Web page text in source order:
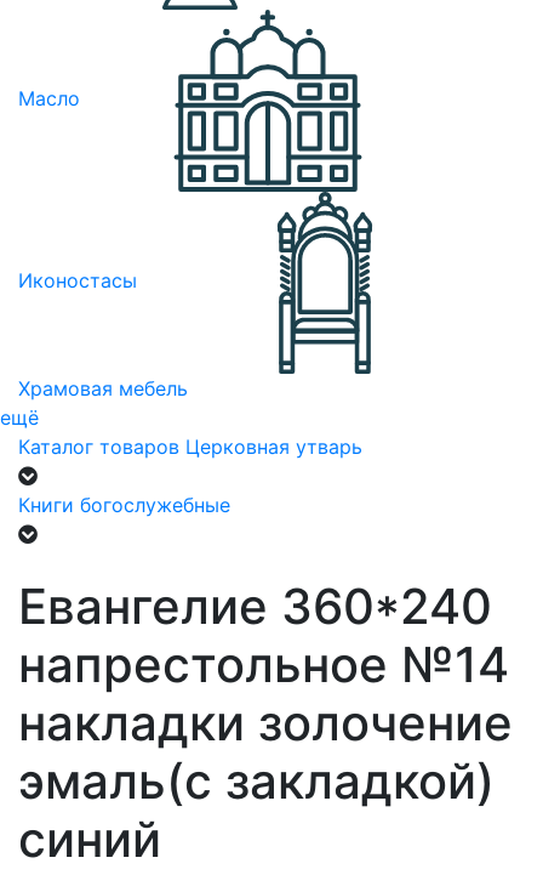
Масло
Иконостасы
Храмовая мебель
ещё
Каталог товаров Церковная утварь
Книги богослужебные
Евангелие 360*240
напрестольное №14
накладки золочение
эмаль(с закладкой)
синий